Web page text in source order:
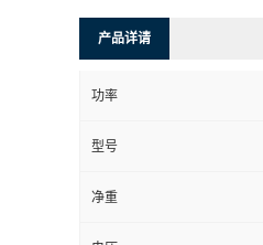
产品详请
功率
型号
净重